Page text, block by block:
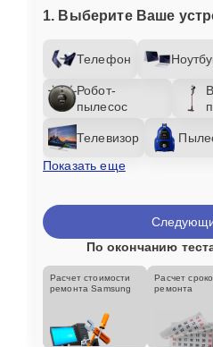
1. Выберите Ваше
Телефон
Робот-
пылесос
Телевизор
Показать еще
По окончанию
Расчет стоимости
ремонта Samsung
Расчет
ремонта